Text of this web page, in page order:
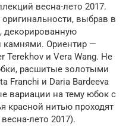
весна-лето 2017.
выбрав в
декорированную
Ориентир —
Terekhov и Vera Wang. Не
расшитые золотыми
Franchi и Daria Bardeeva
вариации на тему юбок с
красной нитью проходят
лето 2017).